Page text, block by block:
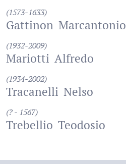
(1573-1633)
Gattinon Marcantonio
(1932-2009)
Mariotti Alfredo
(1934-2002)
Tracanelli Nelso
(? - 1567)
Trebellio Teodosio